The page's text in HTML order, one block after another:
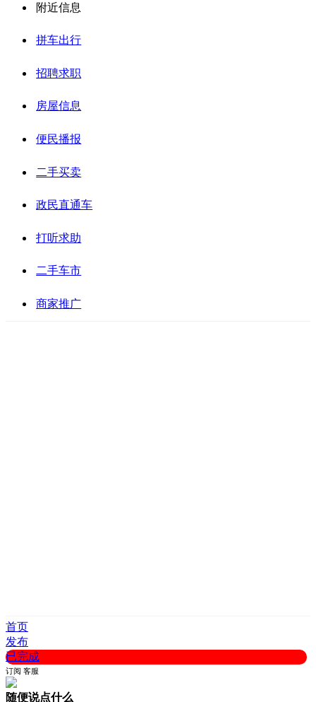
附近信息
拼车出行
招聘求职
房屋信息
便民播报
二手买卖
政民直通车
打听求助
二手车市
商家推广
首页
发布
已完成
订阅 客服
随便说点什么